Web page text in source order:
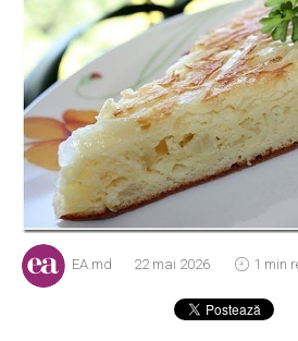
EA.md 22 mai 2026 1 min